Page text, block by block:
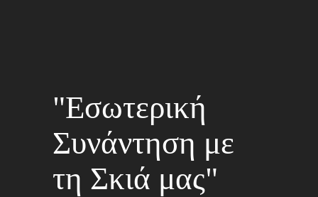
"Εσωτερική
Συνάντηση με
τη Σκιά μας"